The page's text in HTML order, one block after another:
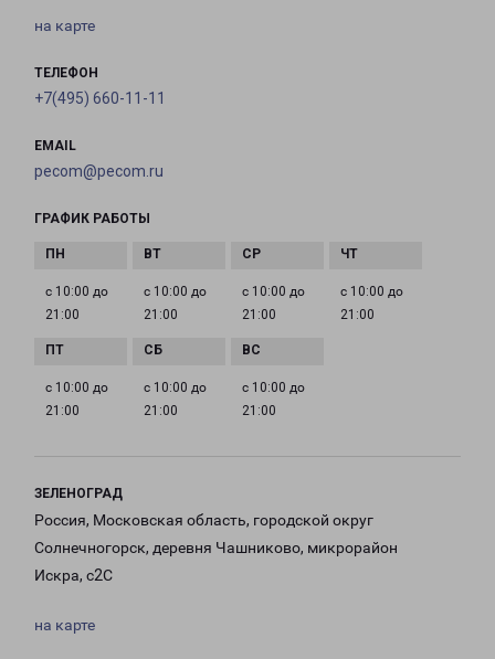
на карте
ТЕЛЕФОН
+7(495) 660-11-11
EMAIL
pecom@pecom.ru
ГРАФИК РАБОТЫ
с 10:00 до
21:00
с 10:00 до
21:00
с 10:00 до
21:00
с 10:00 до
21:00
с 10:00 до
21:00
с 10:00 до
21:00
с 10:00 до
21:00
ЗЕЛЕНОГРАД
Россия, Московская область, городской округ
Солнечногорск, деревня Чашниково, микрорайон
Искра, с2С
на карте